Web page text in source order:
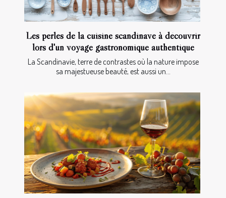
Les perles de la cuisine scandinave à découvrir
lors d'un voyage gastronomique authentique
La Scandinavie, terre de contrastes où la nature impose
sa majestueuse beauté, est aussi un...